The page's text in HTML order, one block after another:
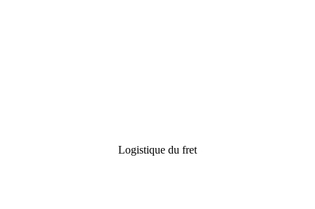
Logistique du fret